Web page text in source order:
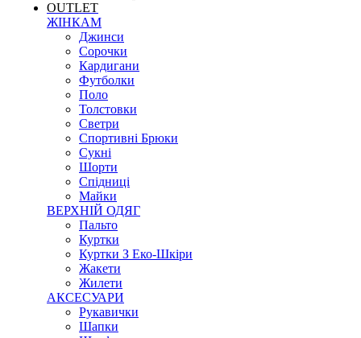
OUTLET
ЖІНКАМ
Джинси
Сорочки
Кардигани
Футболки
Поло
Толстовки
Светри
Спортивні Брюки
Сукні
Шорти
Спідниці
Майки
ВЕРХНІЙ ОДЯГ
Пальто
Куртки
Куртки З Еко-Шкіри
Жакети
Жилети
АКСЕСУАРИ
Рукавички
Шапки